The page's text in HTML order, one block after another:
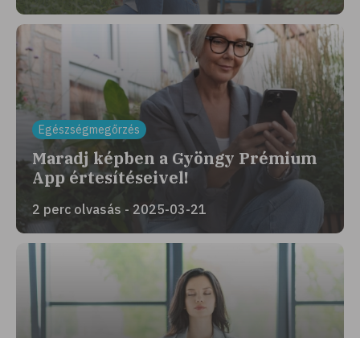
Egészségmegőrzés
Maradj képben a Gyöngy Prémium
App értesítéseivel!
2 perc olvasás - 2025-03-21